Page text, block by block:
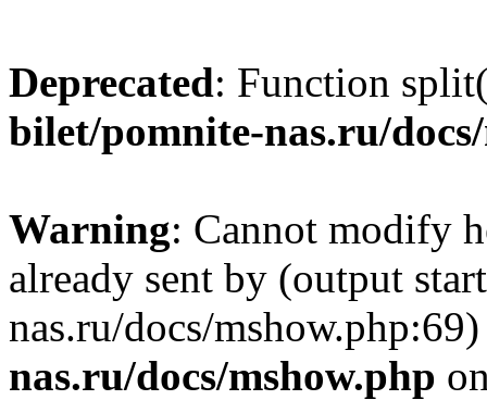
Deprecated: Function
bilet/pomnite-nas.ru/
Warning: Cannot modify
already sent by (output
nas.ru/docs/
nas.ru/docs/mshow.php